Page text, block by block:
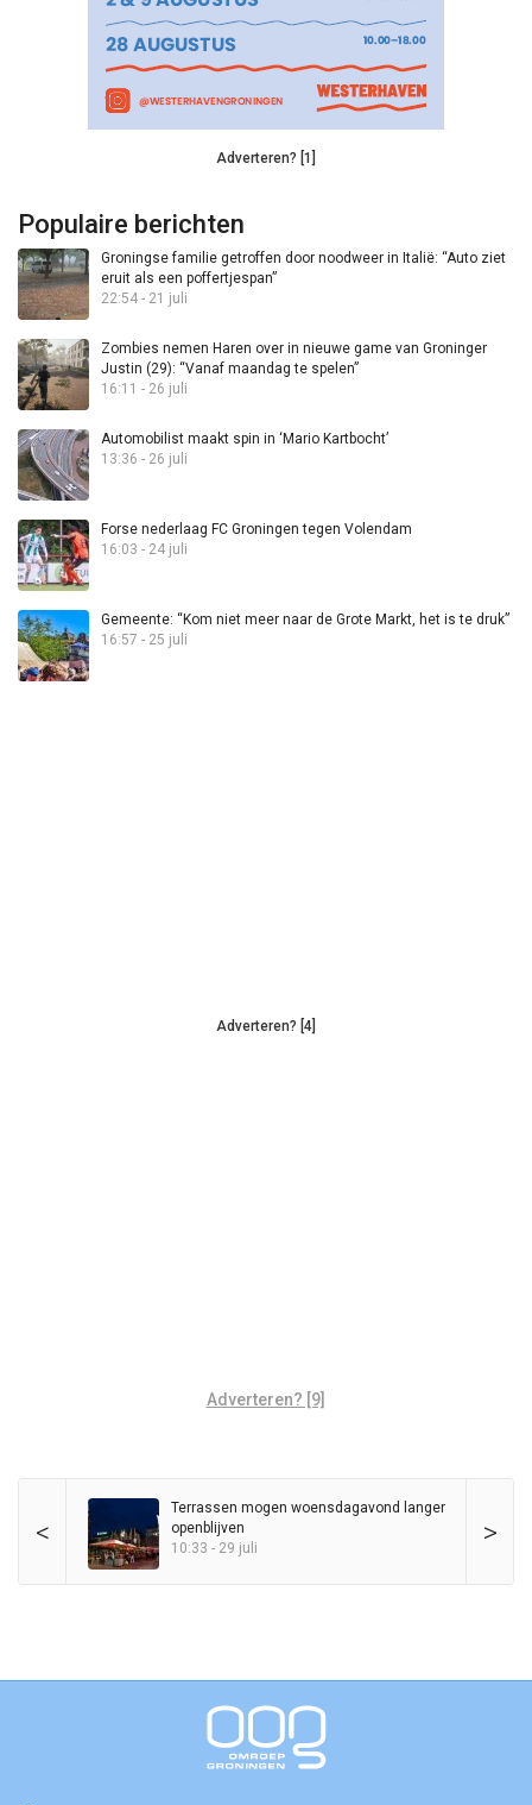
Adverteren? [1]
Populaire berichten
Groningse familie getroffen door noodweer in Italië: “Auto ziet
eruit als een poffertjespan”
22:54 - 21 juli
Zombies nemen Haren over in nieuwe game van Groninger
Justin (29): “Vanaf maandag te spelen”
16:11 - 26 juli
Automobilist maakt spin in ‘Mario Kartbocht’
13:36 - 26 juli
Forse nederlaag FC Groningen tegen Volendam
16:03 - 24 juli
Gemeente: “Kom niet meer naar de Grote Markt, het is te druk”
16:57 - 25 juli
Adverteren? [4]
Adverteren? [9]
< >
Terrassen mogen woensdagavond langer
openblijven
10:33 - 29 juli